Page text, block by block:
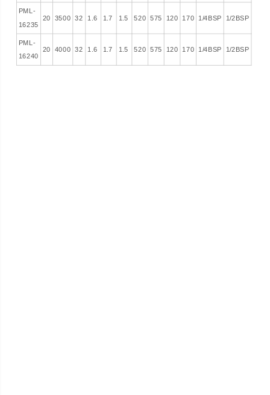
PML-
16235
20 3500 32 1.6 1.7 1.5 520 575 120 170 1/4BSP 1/2BSP
PML-
16240
20 4000 32 1.6 1.7 1.5 520 575 120 170 1/4BSP 1/2BSP